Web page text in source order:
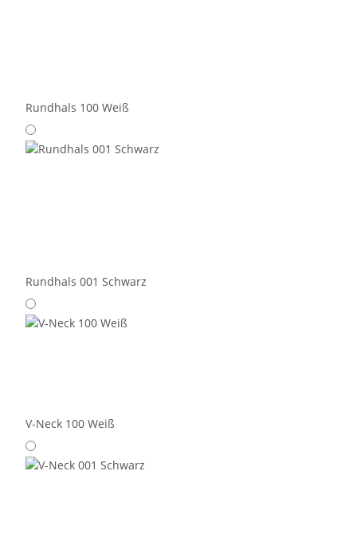
Rundhals 100 Weiß
Rundhals 001 Schwarz
V-Neck 100 Weiß